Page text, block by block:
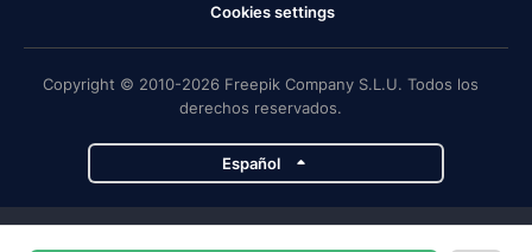
Cookies settings
Copyright © 2010-2026 Freepik Company S.L.U. Todos los
derechos reservados.
Español